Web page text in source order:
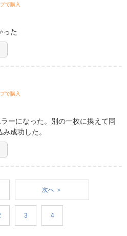
で購入
った
で購入
ーになった。別の一枚に換えて同
成功した。
次へ ＞
3 4